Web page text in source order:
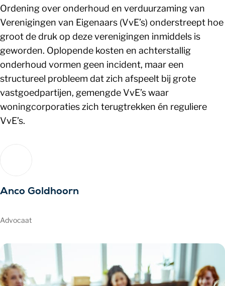
Ordening over onderhoud en verduurzaming van
Verenigingen van Eigenaars (VvE’s) onderstreept hoe
groot de druk op deze verenigingen inmiddels is
geworden. Oplopende kosten en achterstallig
onderhoud vormen geen incident, maar een
structureel probleem dat zich afspeelt bij grote
vastgoedpartijen, gemengde VvE’s waar
woningcorporaties zich terugtrekken én reguliere
VvE’s.
Anco Goldhoorn
Advocaat